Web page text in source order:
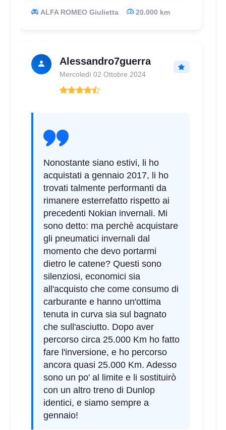
ALFA ROMEO Giulietta 20.000 km
Alessandro7guerra
Mercoledì 02 Ottobre 2024
Nonostante siano estivi, li ho
acquistati a gennaio 2017, li ho
trovati talmente performanti da
rimanere esterrefatto rispetto ai
precedenti Nokian invernali. Mi
sono detto: ma perchè acquistare
gli pneumatici invernali dal
momento che devo portarmi
dietro le catene? Questi sono
silenziosi, economici sia
all'acquisto che come consumo di
carburante e hanno un'ottima
tenuta in curva sia sul bagnato
che sull'asciutto. Dopo aver
percorso circa 25.000 Km ho fatto
fare l'inversione, e ho percorso
ancora quasi 25.000 Km. Adesso
sono un po' al limite e li sostituirò
con un altro treno di Dunlop
identici, e siamo sempre a
gennaio!